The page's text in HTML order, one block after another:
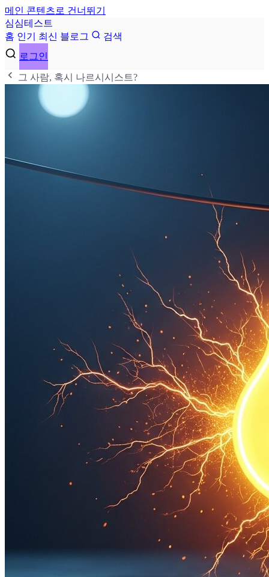
메인 콘텐츠로 건너뛰기
심심테 스 트
홈 인기 최신 블로그
검색
로그인
그 사람, 혹시 나르시시스트?